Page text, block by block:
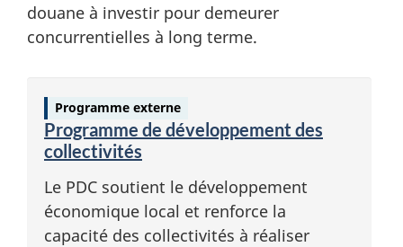
douane à investir pour demeurer
concurrentielles à long terme.
Programme externe
Programme de développement des
collectivités
Le PDC soutient le développement
économique local et renforce la
capacité des collectivités à réaliser